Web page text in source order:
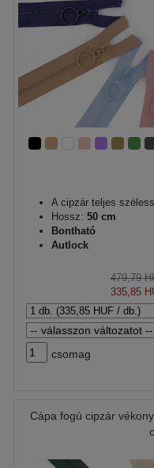
A cipzár teljes
Hossz: 50 cm
Bontható
Autlock
479,79
335,85
csomag
Cápa fogú cipzár